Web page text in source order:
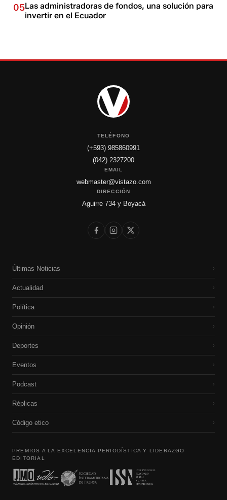
05Las administradoras de fondos, una solución para
invertir en el Ecuador
TELÉFONO
(+593) 985860991
(042) 2327200
EMAIL
webmaster@vistazo.com
DIRECCIÓN
Aguirre 734 y Boyacá
Últimas Noticias ›
Actualidad ›
Política ›
Opinión ›
Deportes ›
Eventos ›
Podcast ›
Réplicas ›
Código etico ›
PREMIOS A LA EXCELENCIA PERIODÍSTICA Y LIDERAZGO
EDITORIAL